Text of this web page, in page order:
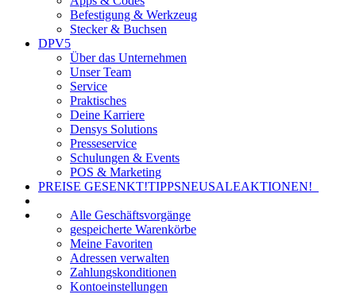
Befestigung & Werkzeug
Stecker & Buchsen
DPV5
Über das Unternehmen
Unser Team
Service
Praktisches
Deine Karriere
Densys Solutions
Presseservice
Schulungen & Events
POS & Marketing
PREISE GESENKT!TIPPSNEUSALEAKTIONEN!
Alle Geschäftsvorgänge
gespeicherte Warenkörbe
Meine Favoriten
Adressen verwalten
Zahlungskonditionen
Kontoeinstellungen